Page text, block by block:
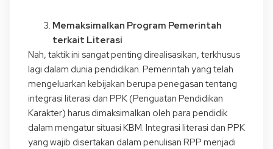
Memaksimalkan Program Pemerintah
terkait Literasi
Nah, taktik ini sangat penting direalisasikan, terkhusus
lagi dalam dunia pendidikan. Pemerintah yang telah
mengeluarkan kebijakan berupa penegasan tentang
integrasi literasi dan PPK (Penguatan Pendidikan
Karakter) harus dimaksimalkan oleh para pendidik
dalam mengatur situasi KBM. Integrasi literasi dan PPK
yang wajib disertakan dalam penulisan RPP menjadi